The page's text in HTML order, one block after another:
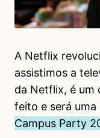
A Netflix
assistimos a
da Netflix, é um
feito e será
Campus Party